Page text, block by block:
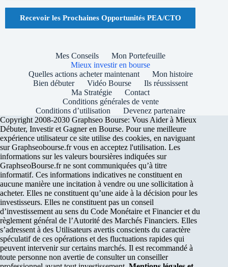
Recevoir les Prochaines Opportunités PEA/CTO
Mes Conseils
Mon Portefeuille
Mieux investir en bourse
Quelles actions acheter maintenant
Mon histoire
Bien débuter
Vidéo Bourse
Ils réussissent
Ma Stratégie
Contact
Conditions générales de vente
Conditions d’utilisation
Devenez partenaire
Copyright 2008-2030 Graphseo Bourse: Vous Aider à Mieux
Débuter, Investir et Gagner en Bourse. Pour une meilleure
expérience utilisateur ce site utilise des cookies, en naviguant
sur Graphseobourse.fr vous en acceptez l'utilisation. Les
informations sur les valeurs boursières indiquées sur
GraphseoBourse.fr ne sont communiquées qu’à titre
informatif. Ces informations indicatives ne constituent en
aucune manière une incitation à vendre ou une sollicitation à
acheter. Elles ne constituent qu’une aide à la décision pour les
investisseurs. Elles ne constituent pas un conseil
d’investissement au sens du Code Monétaire et Financier et du
règlement général de l’Autorité des Marchés Financiers. Elles
s’adressent à des Utilisateurs avertis conscients du caractère
spéculatif de ces opérations et des fluctuations rapides qui
peuvent intervenir sur certains marchés. Il est recommandé à
toute personne non avertie de consulter un conseiller